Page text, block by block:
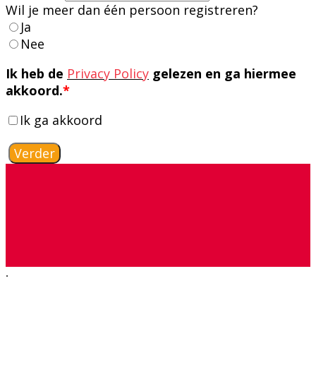
Wil je meer dan één persoon registreren?
Ja
Nee
Ik heb de Privacy Policy gelezen en ga hiermee
akkoord.*
Ik ga akkoord
Verder
.